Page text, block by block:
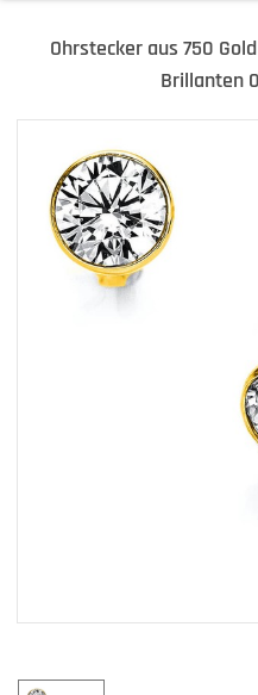
Ohrstecker aus 750
Brillanten